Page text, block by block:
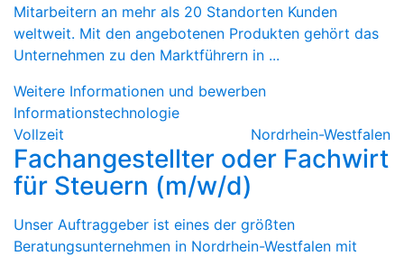
Mitarbeitern an mehr als 20 Standorten Kunden
weltweit. Mit den angebotenen Produkten gehört das
Unternehmen zu den Marktführern in ...
Weitere Informationen und bewerben
Informationstechnologie
Vollzeit
Nordrhein-Westfalen
Fachangestellter oder Fachwirt
für Steuern (m/w/d)
Unser Auftraggeber ist eines der größten
Beratungsunternehmen in Nordrhein-Westfalen mit